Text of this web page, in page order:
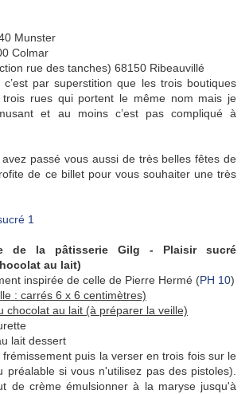
Munster
Colmar
rue des tanches) 68150 Ribeauvillé
par superstition que les trois boutiques
trois rues qui portent le même nom mais je
et au moins c’est pas compliqué à
avez passé vous aussi de très belles fêtes de
de ce billet pour vous souhaiter une très
de la pâtisserie Gilg - Plaisir sucré
au lait)
inspirée de celle de Pierre Hermé (PH 10)
: carrés 6 x 6 centimètres)
chocolat au lait (à préparer la veille)
lait dessert
puis la verser en trois fois sur le
préalable si vous n'utilisez pas des pistoles).
de crème émulsionner à la maryse jusqu'à